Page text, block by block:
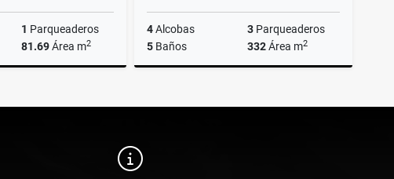
1 Parqueaderos
81.69Área m2
$580.000.000
4Alcobas 3 Parqueaderos
5 Baños 332Área m2
$16.000.000